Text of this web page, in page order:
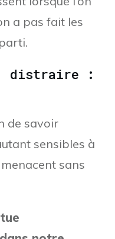
a pas fait les
distraire :
de savoir
sensibles à
sans